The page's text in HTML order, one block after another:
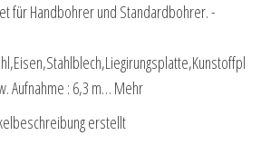
für Handbohrer und Standardbohrer. -
Aufnahme : 6,3 m… Mehr
erstellt